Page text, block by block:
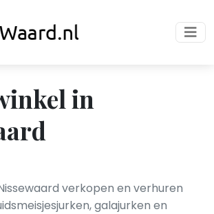
in
verkopen en verhuren
galajurken en